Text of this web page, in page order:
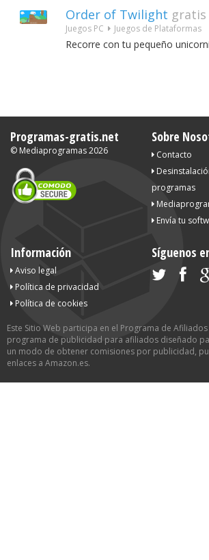
Order of Twilight gratis
Juegos PC Juegos de Plataformas
Recorre con tu pequeño
Programas-gratis.net
© Mediaprogramas2026
Sobre
Contacto
programas
Envía tu
Información
Aviso legal
Política de privacidad
Política de cookies
Síguenos
Este Sitio Web participa en el Programa de Afiliados
programa de publicidad para afiliados diseñado
un modo de obtener comisiones por publicidad,
enlaces a Amazon.es.